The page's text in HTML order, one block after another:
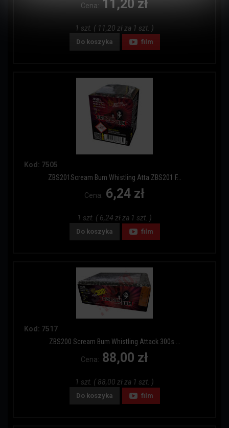
Cena: 11,20 zł
1 szt. ( 11,20 zł za 1 szt. )
Do koszyka film
Kod: 7505
ZBS201Scream Bum Whistling Atta ZBS201 F...
Cena: 6,24 zł
1 szt. ( 6,24 zł za 1 szt. )
Do koszyka film
Kod: 7517
ZBS200 Scream Bum Whistling Attack 300s ...
Cena: 88,00 zł
1 szt. ( 88,00 zł za 1 szt. )
Do koszyka film